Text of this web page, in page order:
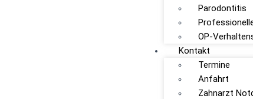
Parodontitis
OP-
Kontakt
Termine
Anfahrt
Zahnarzt